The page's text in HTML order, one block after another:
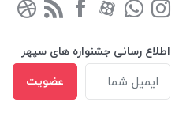
اطلاع رسانی جشنواره های سپهر
عضویت